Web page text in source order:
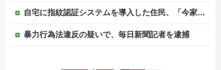
自宅に指紋認証システムを導入した住民、「今家の中に誰かが入ろうとしてる」と通知でアラートが鳴りまくる事態に恐怖して……
暴力行為法違反の疑いで、毎日新聞記者を逮捕